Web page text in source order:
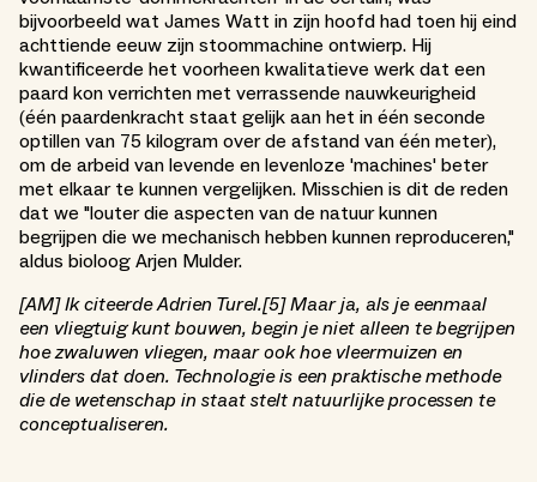
bijvoorbeeld wat James Watt in zijn hoofd had toen hij eind
achttiende eeuw zijn stoommachine ontwierp. Hij
kwantificeerde het voorheen kwalitatieve werk dat een
paard kon verrichten met verrassende nauwkeurigheid
(één paardenkracht staat gelijk aan het in één seconde
optillen van 75 kilogram over de afstand van één meter),
om de arbeid van levende en levenloze 'machines' beter
met elkaar te kunnen vergelijken. Misschien is dit de reden
dat we "louter die aspecten van de natuur kunnen
begrijpen die we mechanisch hebben kunnen reproduceren,"
aldus bioloog Arjen Mulder.
[AM] Ik citeerde Adrien Turel.[5] Maar ja, als je eenmaal
een vliegtuig kunt bouwen, begin je niet alleen te begrijpen
hoe zwaluwen vliegen, maar ook hoe vleermuizen en
vlinders dat doen. Technologie is een praktische methode
die de wetenschap in staat stelt natuurlijke processen te
conceptualiseren.